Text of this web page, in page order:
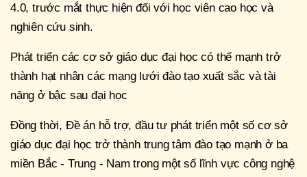
4.0, trước mắt thực hiện đối với học viên cao học và
nghiên cứu sinh.
Phát triển các cơ sở giáo dục đại học có thế mạnh trở
thành hạt nhân các mạng lưới đào tạo xuất sắc và tài
năng ở bậc sau đại học
Đồng thời, Đề án hỗ trợ, đầu tư phát triển một số cơ sở
giáo dục đại học trở thành trung tâm đào tạo mạnh ở ba
miền Bắc - Trung - Nam trong một số lĩnh vực công nghệ